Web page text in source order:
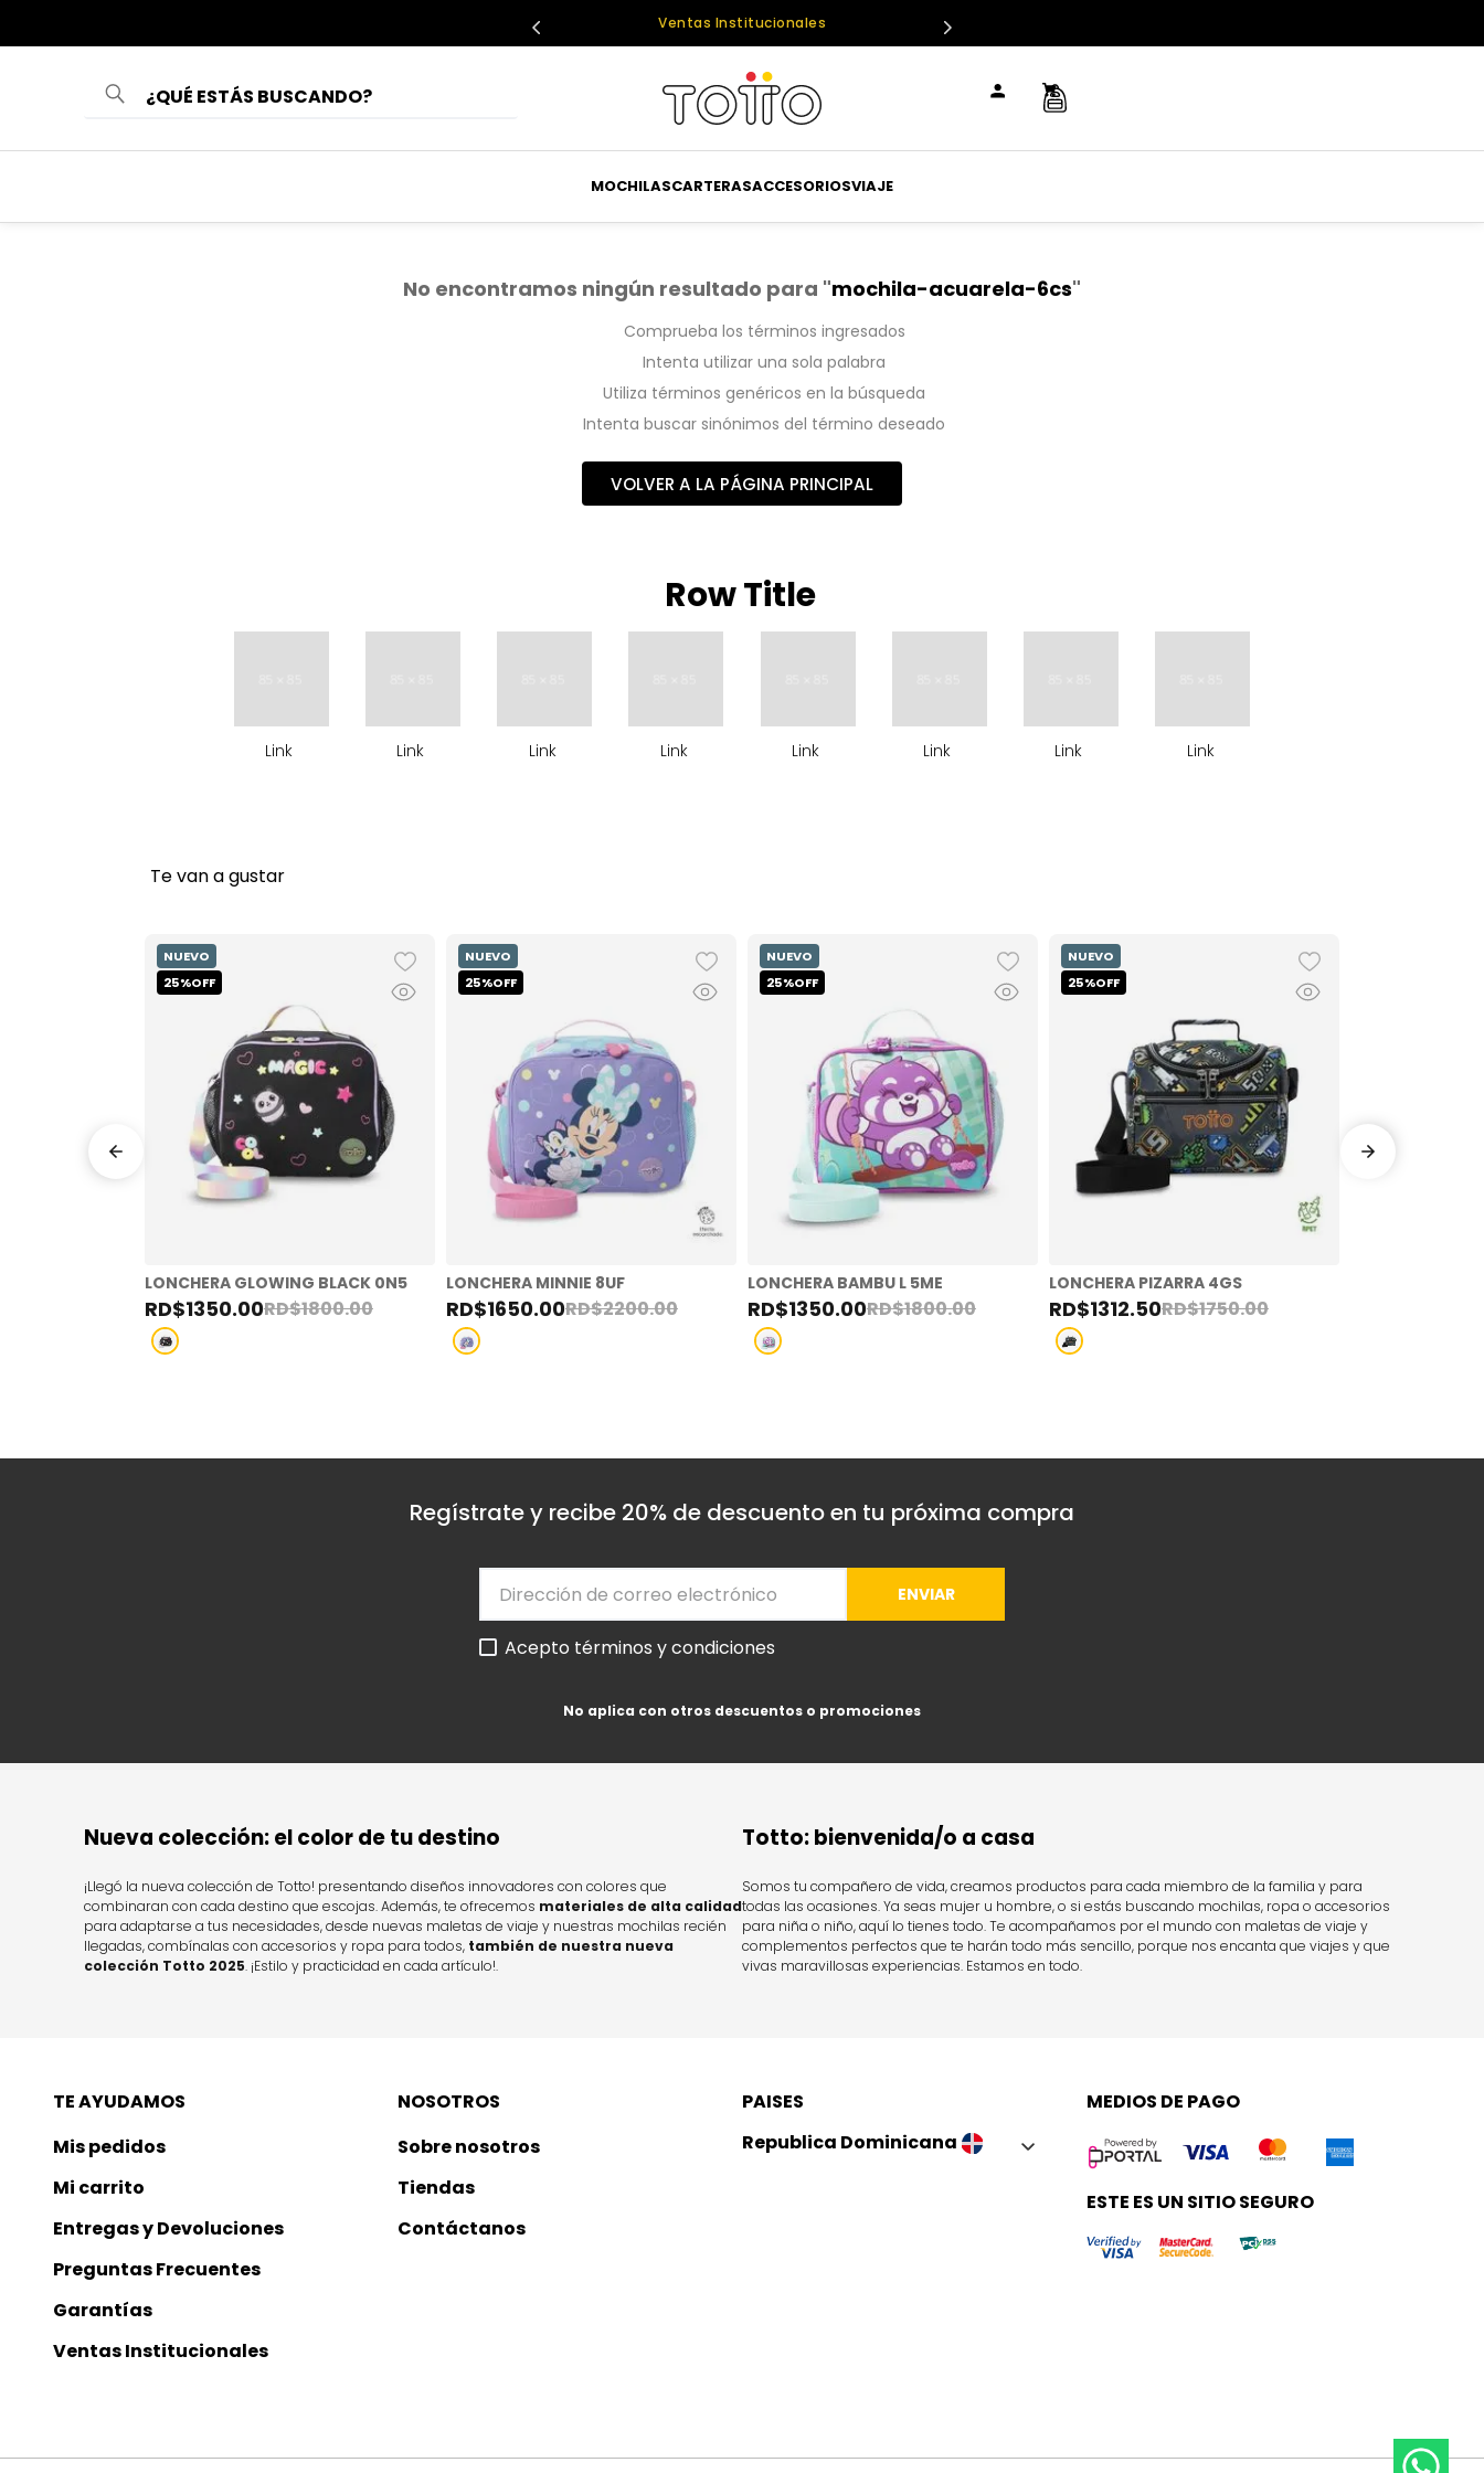
Ventas Institucionales
¿QUÉ ESTÁS BUSCANDO?
MOCHILASCARTERASACCESORIOSVIAJE
No encontramos ningún resultado para "mochila-acuarela-6cs"
Comprueba los términos ingresados
Intenta utilizar una sola palabra
Utiliza términos genéricos en la búsqueda
Intenta buscar sinónimos del término deseado
VOLVER A LA PÁGINA PRINCIPAL
Row Title
Link Link Link Link Link Link Link Link
Te van a gustar
LONCHERA GLOWING BLACK 0N5
RD$1350.00RD$1800.00
LONCHERA MINNIE 8UF
RD$1650.00RD$2200.00
LONCHERA BAMBU L 5ME
RD$1350.00RD$1800.00
LONCHERA PIZARRA 4GS
RD$1312.50RD$1750.00
Regístrate y recibe 20% de descuento en tu próxima compra
ENVIAR
Acepto términos y condiciones
No aplica con otros descuentos o promociones
Nueva colección: el color de tu destino
¡Llegó la nueva colección de Totto! presentando diseños innovadores con colores que
combinaran con cada destino que escojas. Además, te ofrecemos materiales de alta calidad
para adaptarse a tus necesidades, desde nuevas maletas de viaje y nuestras mochilas recién
llegadas, combínalas con accesorios y ropa para todos, también de nuestra nueva
colección Totto 2025. ¡Estilo y practicidad en cada artículo!.
Totto: bienvenida/o a casa
Somos tu compañero de vida, creamos productos para cada miembro de la familia y para
todas las ocasiones. Ya seas mujer u hombre, o si estás buscando mochilas, ropa o accesorios
para niña o niño, aquí lo tienes todo. Te acompañamos por el mundo con maletas de viaje y
complementos perfectos que te harán todo más sencillo, porque nos encanta que viajes y que
vivas maravillosas experiencias. Estamos en todo.
TE AYUDAMOS
Mis pedidos
Mi carrito
Entregas y Devoluciones
Preguntas Frecuentes
Garantías
Ventas Institucionales
NOSOTROS
Sobre nosotros
Tiendas
Contáctanos
PAISES
Republica Dominicana
MEDIOS DE PAGO
ESTE ES UN SITIO SEGURO